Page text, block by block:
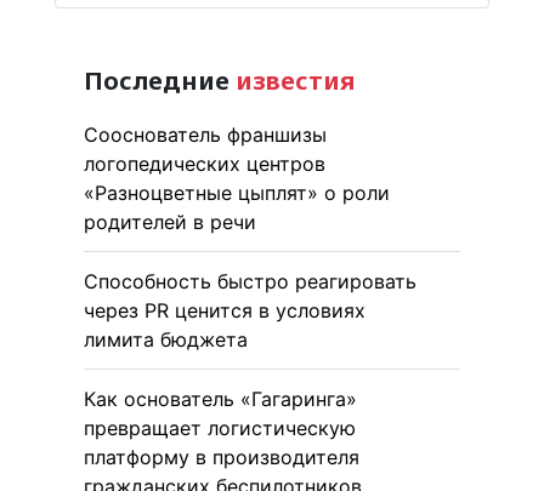
Последние известия
Сооснователь франшизы
логопедических центров
«Разноцветные цыплят» о роли
родителей в речи
Способность быстро реагировать
через PR ценится в условиях
лимита бюджета
Как основатель «Гагаринга»
превращает логистическую
платформу в производителя
гражданских беспилотников